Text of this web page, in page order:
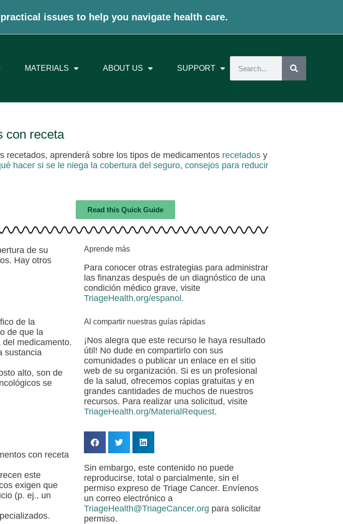
issues to help you navigate health care.
MATERIALS ABOUT US SUPPORT
con receta
recetados, aprenderá sobre los tipos de medicamentos recetados y
hacer si se le niega la cobertura del seguro, consejos para reducir
Read this Quick Guide
de su
Hay otros
de la
de que la
medicamento.
sustancia
alto, son de
se
con receta
este
exigen que
(p. ej., un
Aprende más
Para conocer otras estrategias para administrar
las finanzas después de un diagnóstico de una
condición médico grave, visite
TriageHealth.org/espanol.
Al compartir nuestras guías rápidas
¡Nos alegra que este recurso le haya resultado
útil! No dude en compartirlo con sus
comunidades o publicar un enlace en el sitio
web de su organización. Si es un profesional
de la salud, ofrecemos copias gratuitas y en
grandes cantidades de muchos de nuestros
recursos. Para realizar una solicitud, visite
TriageHealth.org/MaterialRequest.
Sin embargo, este contenido no puede
reproducirse, total o parcialmente, sin el
permiso expreso de Triage Cancer. Envíenos
un correo electrónico a
TriageHealth@TriageCancer.org para solicitar
permiso.